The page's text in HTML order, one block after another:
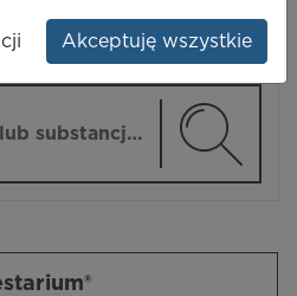
Akceptuję wszystkie